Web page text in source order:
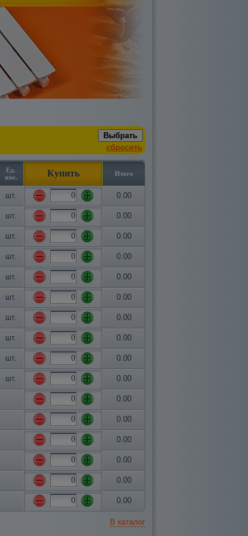
сбросить
Ед.
изм.
Купить Итого
шт. 0.00
шт. 0.00
шт. 0.00
шт. 0.00
шт. 0.00
шт. 0.00
шт. 0.00
шт. 0.00
шт. 0.00
шт. 0.00
0.00
0.00
0.00
0.00
0.00
0.00
В каталог